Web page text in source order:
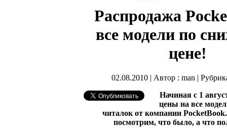
Распродажа
все модели по
цене!
02.08.2010 | Автор : man |
Начиная с 1
цены на все
читалок от компании
посмотрим, что было, а что